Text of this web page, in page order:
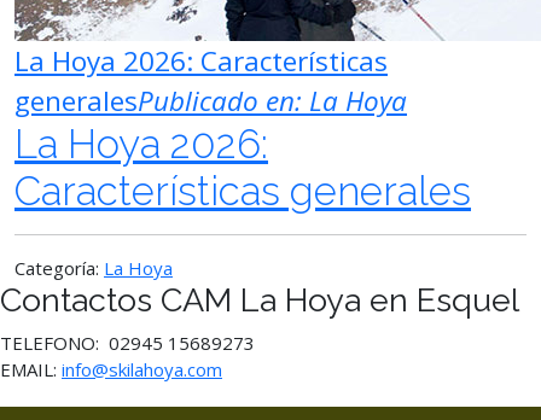
La Hoya 2026: Características
generalesPublicado en: La Hoya
La Hoya 2026:
Características generales
Categoría: La Hoya
Contactos CAM La Hoya en Esquel
TELEFONO: 02945 15689273
EMAIL: info@skilahoya.com